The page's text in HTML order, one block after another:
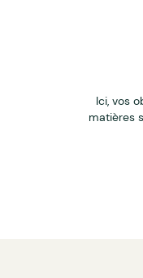
Ici, vos
matières